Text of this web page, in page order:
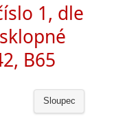
1, dle
B65
Sloupec